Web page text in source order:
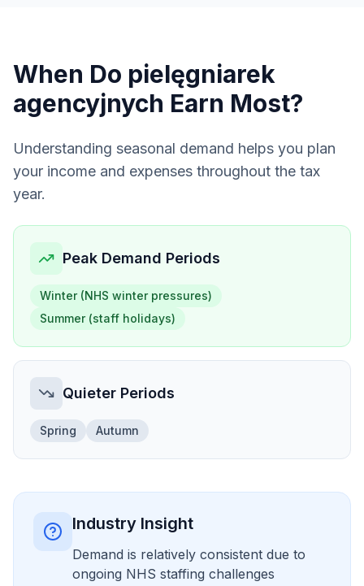
When Do pielęgniarek
agencyjnych Earn Most?
Understanding seasonal demand helps you plan
your income and expenses throughout the tax
year.
Peak Demand Periods
Winter (NHS winter pressures)
Summer (staff holidays)
Quieter Periods
Spring Autumn
Industry Insight
Demand is relatively consistent due to
ongoing NHS staffing challenges